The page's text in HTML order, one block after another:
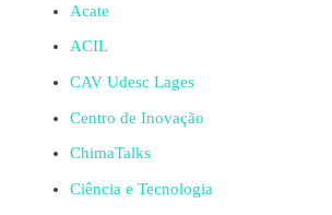
Acate
ACIL
CAV Udesc Lages
Centro de Inovação
ChimaTalks
Ciência e Tecnologia